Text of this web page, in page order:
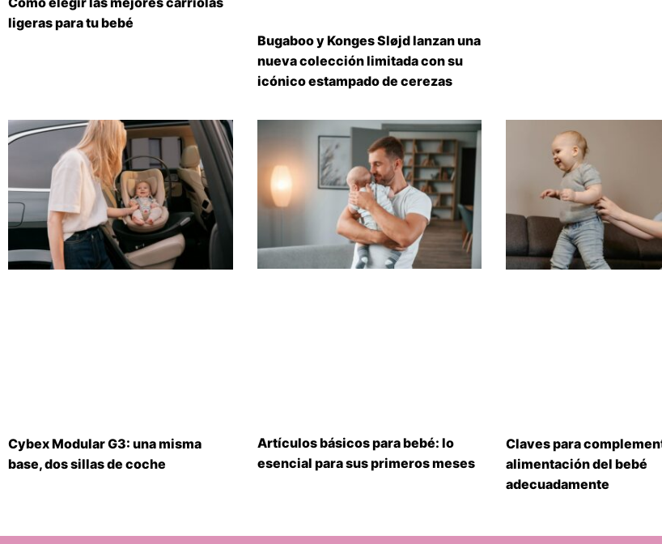
ligeras para tu bebé
Bugaboo y Konges Sløjd lanzan una
nueva colección limitada con su
icónico estampado de cerezas
Cybex Modular G3: una misma
base, dos sillas de coche
Artículos básicos para bebé: lo
esencial para sus primeros meses
Claves para
alimentación del bebé
adecuadamente